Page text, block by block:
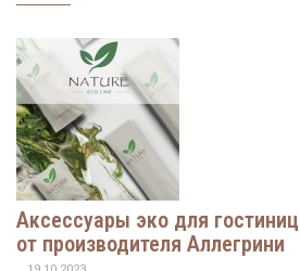
Аксессуары эко для
от производителя Аллегрини